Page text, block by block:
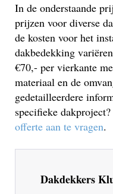
In de onderstaande
prijzen voor diverse
de kosten voor het
dakbedekking
€70,- per vierkante
materiaal en de
gedetailleerdere
specifieke
offerte aan te vragen.
Dakdekkers